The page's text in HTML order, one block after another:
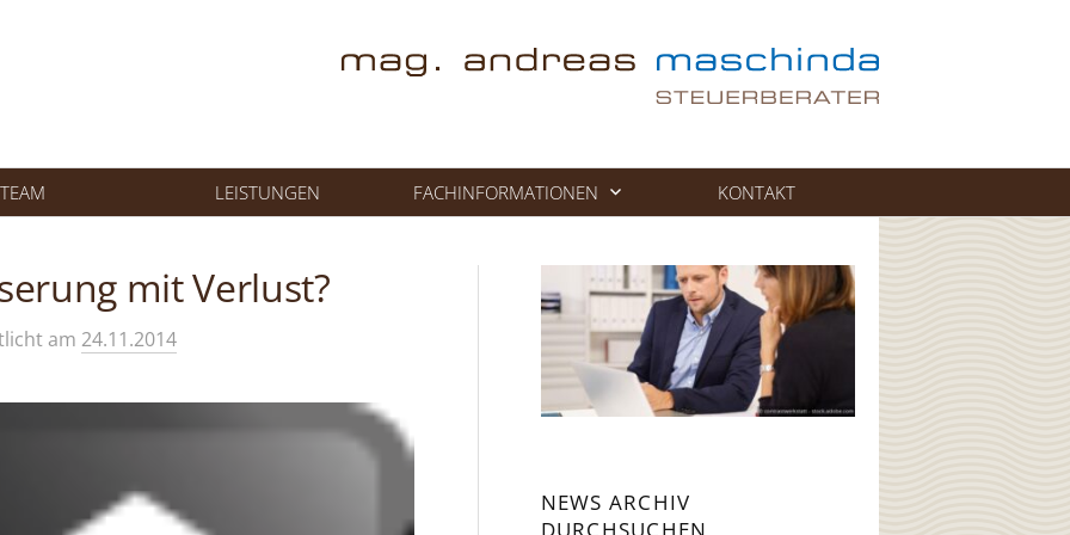
TEAM LEISTUNGEN FACHINFORMATIONEN KONTAKT
mit Verlust?
am 24.11.2014
NEWS ARCHIV